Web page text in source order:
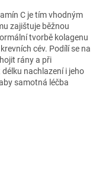
C je tím vhodným
zajištuje běžnou
tvorbě kolagenu
cév. Podílí se na
rány a při
nachlazení i jeho
samotná léčba